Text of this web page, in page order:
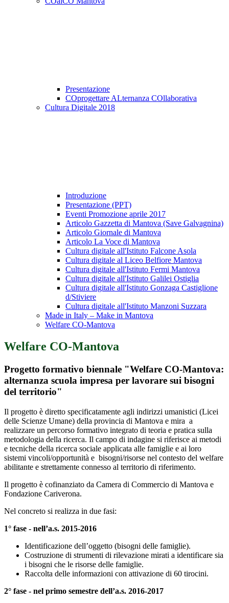
Presentazione
COprogettare ALternanza COllaborativa
Cultura Digitale 2018
Introduzione
Presentazione (PPT)
Eventi Promozione aprile 2017
Articolo Gazzetta di Mantova (Save Galvagnina)
Articolo Giornale di Mantova
Articolo La Voce di Mantova
Cultura digitale all'Istituto Falcone Asola
Cultura digitale al Liceo Belfiore Mantova
Cultura digitale all'Istituto Fermi Mantova
Cultura digitale all'Istituto Galilei Ostiglia
Cultura digitale all'Istituto Gonzaga Castiglione
d/Stiviere
Cultura digitale all'Istituto Manzoni Suzzara
Made in Italy – Make in Mantova
Welfare CO-Mantova
Welfare CO-Mantova
Progetto formativo biennale "Welfare CO-Mantova:
alternanza scuola impresa per lavorare sui bisogni
del territorio"
Il progetto è diretto specificatamente agli indirizzi umanistici (Licei
delle Scienze Umane) della provincia di Mantova e mira a
realizzare un percorso formativo integrato di teoria e pratica sulla
metodologia della ricerca. Il campo di indagine si riferisce ai metodi
e tecniche della ricerca sociale applicata alle famiglie e ai loro
sistemi vincoli/opportunità e bisogni/risorse nel contesto del welfare
abilitante e strettamente connesso al territorio di riferimento.
Il progetto è cofinanziato da Camera di Commercio di Mantova e
Fondazione Cariverona.
Nel concreto si realizza in due fasi:
1° fase - nell’a.s. 2015-2016
Identificazione dell’oggetto (bisogni delle famiglie).
Costruzione di strumenti di rilevazione mirati a identificare sia
i bisogni che le risorse delle famiglie.
Raccolta delle informazioni con attivazione di 60 tirocini.
2° fase - nel primo semestre dell’a.s. 2016-2017